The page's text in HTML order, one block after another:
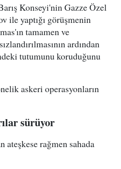
Konseyi'nin Gazze Özel
ile yaptığı görüşmenin
tamamen ve
ardından
tutumunu koruduğunu
askeri operasyonların
sürüyor
ateşkese rağmen sahada